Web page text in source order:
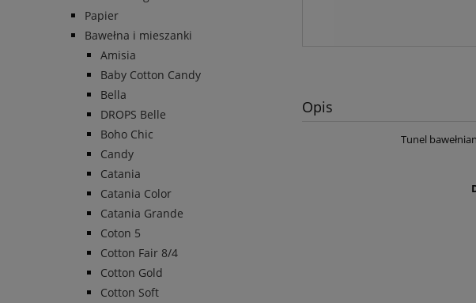
Papier
Bawełna i mieszanki
Amisia
Baby Cotton Candy
Bella
DROPS Belle
Boho Chic
Candy
Catania
Catania Color
Catania Grande
Coton 5
Cotton Fair 8/4
Cotton Gold
Cotton Soft
Opis
Tunel